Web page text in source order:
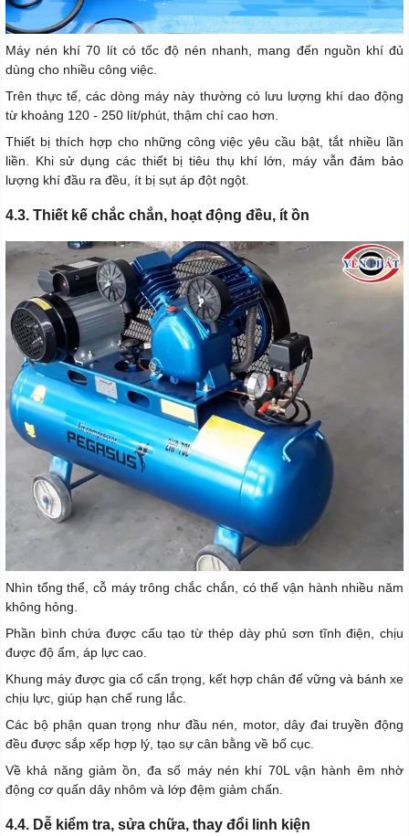
Máy nén khí 70 lít có tốc độ nén nhanh, mang đến nguồn khí đủ
dùng cho nhiều công việc.
Trên thực tế, các dòng máy này thường có lưu lượng khí dao động
từ khoảng 120 - 250 lít/phút, thậm chí cao hơn.
Thiết bị thích hợp cho những công việc yêu cầu bật, tắt nhiều lần
liền. Khi sử dụng các thiết bị tiêu thụ khí lớn, máy vẫn đảm bảo
lượng khí đầu ra đều, ít bị sụt áp đột ngột.
4.3. Thiết kế chắc chắn, hoạt động đều, ít ồn
Nhìn tổng thể, cỗ máy trông chắc chắn, có thể vận hành nhiều năm
không hỏng.
Phần bình chứa được cấu tạo từ thép dày phủ sơn tĩnh điện, chịu
được độ ẩm, áp lực cao.
Khung máy được gia cố cẩn trọng, kết hợp chân đế vững và bánh xe
chịu lực, giúp hạn chế rung lắc.
Các bộ phận quan trọng như đầu nén, motor, dây đai truyền động
đều được sắp xếp hợp lý, tạo sự cân bằng về bố cục.
Về khả năng giảm ồn, đa số máy nén khí 70L vận hành êm nhờ
động cơ quấn dây nhôm và lớp đệm giảm chấn.
4.4. Dễ kiểm tra, sửa chữa, thay đổi linh kiện